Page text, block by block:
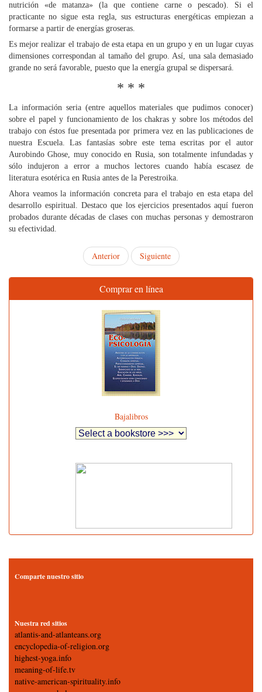
nutrición «de matanza» (la que contiene carne o pescado). Si el
practicante no sigue esta regla, sus estructuras energéticas empiezan a
formarse a partir de energías groseras.
Es mejor realizar el trabajo de esta etapa en un grupo y en un lugar cuyas
dimensiones correspondan al tamaño del grupo. Así, una sala demasiado
grande no será favorable, puesto que la energía grupal se dispersará.
* * *
La información seria (entre aquellos materiales que pudimos conocer)
sobre el papel y funcionamiento de los chakras y sobre los métodos del
trabajo con éstos fue presentada por primera vez en las publicaciones de
nuestra Escuela. Las fantasías sobre este tema escritas por el autor
Aurobindo Ghose, muy conocido en Rusia, son totalmente infundadas y
sólo indujeron a error a muchos lectores cuando había escasez de
literatura esotérica en Rusia antes de la Perestroika.
Ahora veamos la información concreta para el trabajo en esta etapa del
desarrollo espiritual. Destaco que los ejercicios presentados aquí fueron
probados durante décadas de clases con muchas personas y demostraron
su efectividad.
Anterior Siguiente
Comprar en línea
Bajalibros
Comparte nuestro sitio
Nuestra red sitios
atlantis-and-atlanteans.org
encyclopedia-of-religion.org
highest-yoga.info
meaning-of-life.tv
native-american-spirituality.info